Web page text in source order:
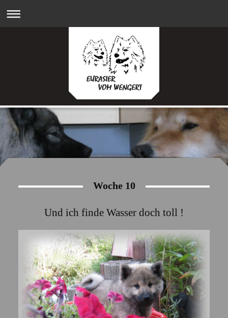
Woche 10
Und ich finde Wasser doch toll !